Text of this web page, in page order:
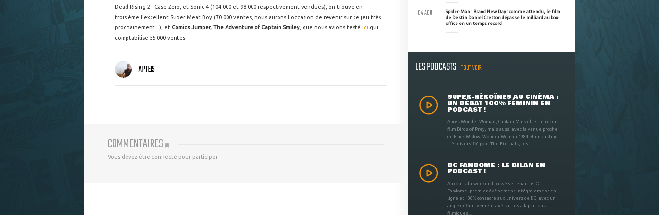
Dead Rising 2 : Case Zero, et Sonic 4 (104 000 et 98 000 respectivement vendues), on trouve en
troisième l'excellent Super Meat Boy (70 000 ventes, nous aurons l'occasion de revenir sur ce jeu très
prochainement...), et Comics Jumper, The Adventure of Captain Smiley , que nous avions testé ici qui
comptabilise 55 000 ventes.
APTEIS
COMMENTAIRES (0)
Vous devez être connecté pour participer
Spider-Man : Brand New Day : comme attendu, le film
de Destin Daniel Cretton dépasse le milliard au box-
office en un temps record
04 AOU
LES PODCASTS TOUT VOIR
SUPER-HÉROÏNES AU CINÉMA :
UN DÉBAT 100% FÉMININ EN
PODCAST !
Après Wonder Woman, Captain Marvel, et le récent
film Birds of Prey, mais aussi avec la venue proche
de Black Widow, Wonder Woman 1984 et un casting
très diversifié pour The Eternals, les ...
DC FANDOME : LE BILAN EN
PODCAST !
Au cours du weekend passé se tenait le DC
Fandome, premier évènement intégralement en
ligne et 100% consacré aux univers de DC, avec un
angle définitivement axé sur les adaptations
filmiques ...